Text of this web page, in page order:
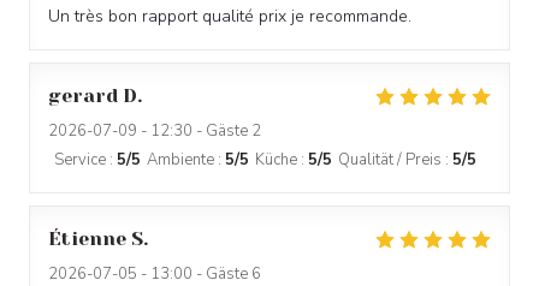
Un très bon rapport qualité prix je recommande.
gerard D
2026-07-09 - 12:30 - Gäste 2
Service : 5/5 Ambiente : 5/5 Küche : 5/5 Qualität / Preis : 5/5
Étienne S
2026-07-05 - 13:00 - Gäste 6